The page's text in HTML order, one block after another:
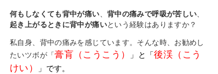
1号館総合受付：〒194-0022 東京都町田市森野1-7-8
TEL：042-729-1026 (平日8時30分〜17時30分)
何もしなくても背中が痛い 背中の痛みで呼吸が苦しい
起き上がるときに背中が痛いという経験はありますか？
私自身、背中の痛みを感じています。そんな時、お勧めし
たいツボが「膏肓（こうこう） 」と「後渓（こう
けい）
」です。